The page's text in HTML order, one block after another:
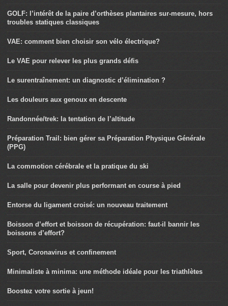
GOLF: l’intérêt de la paire d’orthèses plantaires sur-mesure, hors
troubles statiques classiques
VAE: comment bien choisir son vélo électrique?
Le VAE pour relever les plus grands défis
Le surentraînement: un diagnostic d’élimination ?
Les douleurs aux genoux en descente
Randonnée/trek: la tentation de l’altitude
Préparation Trail: bien gérer sa Préparation Physique Générale
(PPG)
La commotion cérébrale et la pratique du ski
La salle pour devenir plus performant en course à pied
Entorse du ligament croisé: un nouveau traitement
Boisson d’effort et boisson de récupération: faut-il bannir les
boissons d’effort?
Sport, Coronavirus et confinement
Minimaliste à minima: une méthode idéale pour les triathlètes
Boostez votre sortie à jeun!